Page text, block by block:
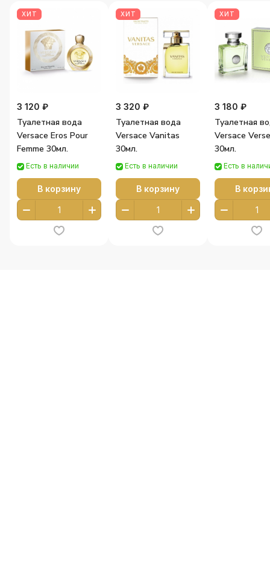
ХИТ
3 120 ₽
Туалетная вода
Versace Eros Pour
Femme 30мл.
Есть в наличии
В корзину
ХИТ
3 320 ₽
Туалетная вода
Versace Vanitas
30мл.
Есть в наличии
В корзину
ХИТ
3 180 ₽
Туалетная
Versace
30мл.
Есть в
В